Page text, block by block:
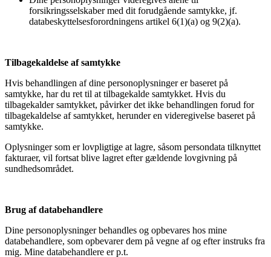
forsikringsselskaber med dit forudgående samtykke, jf.
databeskyttelsesforordningens artikel 6(1)(a) og 9(2)(a).
Tilbagekaldelse af samtykke
Hvis behandlingen af dine personoplysninger er baseret på
samtykke, har du ret til at tilbagekalde samtykket. Hvis du
tilbagekalder samtykket, påvirker det ikke behandlingen forud for
tilbagekaldelse af samtykket, herunder en videregivelse baseret på
samtykke.
Oplysninger som er lovpligtige at lagre, såsom persondata tilknyttet
fakturaer, vil fortsat blive lagret efter gældende lovgivning på
sundhedsområdet.
Brug af databehandlere
Dine personoplysninger behandles og opbevares hos mine
databehandlere, som opbevarer dem på vegne af og efter instruks fra
mig. Mine databehandlere er p.t.